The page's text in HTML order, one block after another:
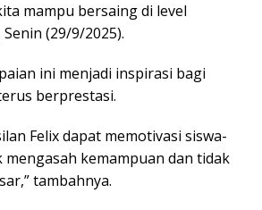
mampu bersaing di level
(29/9/2025).
ini menjadi inspirasi bagi
berprestasi.
Felix dapat memotivasi siswa-
kemampuan dan tidak
tambahnya.